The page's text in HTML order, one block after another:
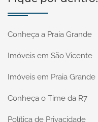
Conheça a Praia Grande
Imóveis em São Vicente
Imóveis em Praia Grande
Conheça o Time da R7
Política de Privacidade